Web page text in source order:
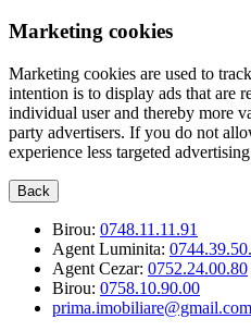
Marketing cookies
Marketing cookies are used to
intention is to display ads that are
individual user and thereby more
party advertisers. If you do not
experience less targeted
Back
Birou: 0748.11.11.91
Agent Luminita:
Agent Cezar: 0752.24.00.80
Birou: 0758.10.90.00
prima.imobiliare@gmail.com